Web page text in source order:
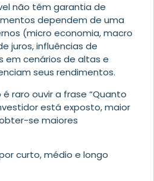
não têm garantia de
dependem de uma
(micro economia, macro
juros, influências de
em cenários de altas e
seus rendimentos.
raro ouvir a frase “Quanto
está exposto, maior
se maiores
curto, médio e longo